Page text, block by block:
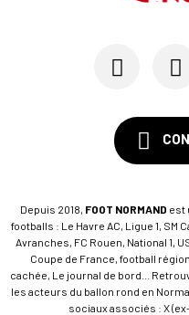
Depuis 2018, FOOT NORMAND est
footballs : Le Havre AC, Ligue 1, SM
Avranches, FC Rouen, National 1,
Coupe de France, football
cachée, Le journal de bord...
les acteurs du ballon rond en
sociaux associés : X